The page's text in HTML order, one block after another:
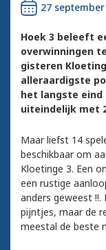
27
Hoek 3 beleeft
overwinningen
gisteren
alleraardigste
het langste
uiteindelijk met
Maar liefst 14
beschikbaar om
Kloetinge 3. Een
een rustige
anders geweest
pijntjes, maar de
meestal de beste